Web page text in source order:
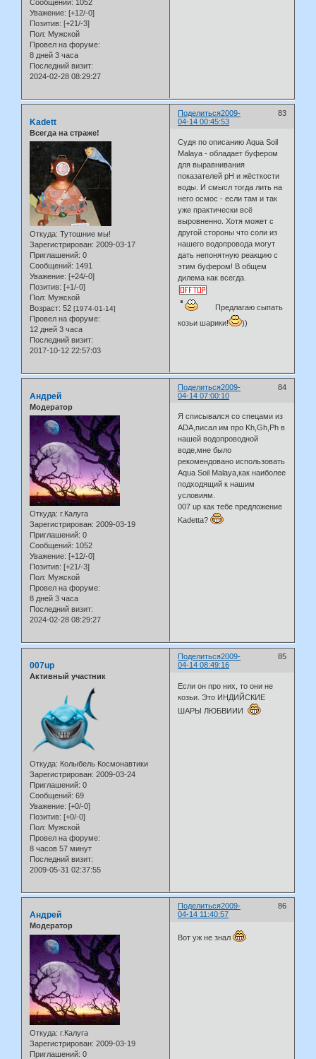
Сообщений: 1052
Уважение: [+12/-0]
Позитив: [+21/-3]
Пол: Мужской
Провел на форуме:
8 дней 3 часа
Последний визит:
2024-02-28 08:29:27
Поделиться 83
2009-
04-14 00:45:53
Kadett
Всегда на страже!
Откуда: Тутошние мы!
Зарегистрирован: 2009-03-17
Приглашений: 0
Сообщений: 1491
Уважение: [+24/-0]
Позитив: [+1/-0]
Пол: Мужской
Возраст: 52 [1974-01-14]
Провел на форуме:
12 дней 3 часа
Последний визит:
2017-10-12 22:57:03
Судя по описанию Aqua Soil
Malaya - обладает буфером
для выравнивания
показателей рН и жёсткости
воды. И смысл тогда лить на
него осмос - если там и так
уже практически всё
выровненно. Хотя может с
другой стороны что соли из
нашего водопровода могут
дать непонятную реакцию с
этим буфером! В общем
дилема как всегда.
Предлагаю сыпать
козьи шарики!
))
Поделиться 84
2009-
04-14 07:00:10
Андрей
Модератор
Откуда: г.Калуга
Зарегистрирован: 2009-03-19
Приглашений: 0
Сообщений: 1052
Уважение: [+12/-0]
Позитив: [+21/-3]
Пол: Мужской
Провел на форуме:
8 дней 3 часа
Последний визит:
2024-02-28 08:29:27
Я списывался со спецами из
ADA,писал им про Kh,Gh,Ph в
нашей водопроводной
воде,мне было
рекомендовано использовать
Aqua Soil Malaya,как наиболее
подходящий к нашим
условиям.
007 up как тебе предложение
Kadetta?
Поделиться 85
2009-
04-14 08:49:16
007up
Активный участник
Откуда: Колыбель Космонавтики
Зарегистрирован: 2009-03-24
Приглашений: 0
Сообщений: 69
Уважение: [+0/-0]
Позитив: [+0/-0]
Пол: Мужской
Провел на форуме:
8 часов 57 минут
Последний визит:
2009-05-31 02:37:55
Если он про них, то они не
козьи. Это ИНДИЙСКИЕ
ШАРЫ ЛЮБВИИИ
Поделиться 86
2009-
04-14 11:40:57
Андрей
Модератор
Откуда: г.Калуга
Зарегистрирован: 2009-03-19
Приглашений: 0
Вот уж не знал